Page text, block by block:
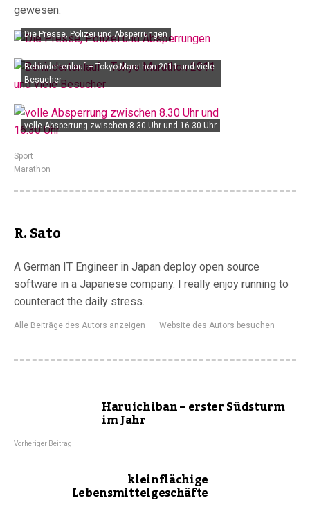
gewesen.
Die Presse, Polizei und Absperrungen
Behindertenlauf – Tokyo Marathon 2011 und viele
Besucher
volle Absperrung zwischen 8.30 Uhr und 16.30 Uhr
Sport
Marathon
R. Sato
A German IT Engineer in Japan deploy open source
software in a Japanese company. I really enjoy running to
counteract the daily stress.
Alle Beiträge des Autors anzeigen Website des Autors besuchen
Haruichiban – erster Südsturm
im Jahr
Vorheriger Beitrag
kleinflächige
Lebensmittelgeschäfte